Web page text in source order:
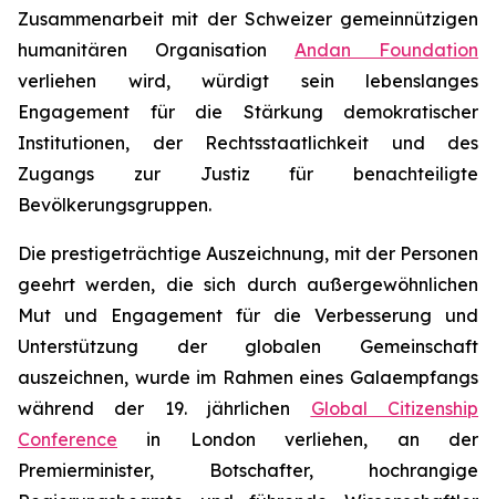
Zusammenarbeit mit der Schweizer gemeinnützigen
humanitären Organisation Andan Foundation
verliehen wird, würdigt sein lebenslanges
Engagement für die Stärkung demokratischer
Institutionen, der Rechtsstaatlichkeit und des
Zugangs zur Justiz für benachteiligte
Bevölkerungsgruppen.
Die prestigeträchtige Auszeichnung, mit der Personen
geehrt werden, die sich durch außergewöhnlichen
Mut und Engagement für die Verbesserung und
Unterstützung der globalen Gemeinschaft
auszeichnen, wurde im Rahmen eines Galaempfangs
während der 19. jährlichen Global Citizenship
Conference in London verliehen, an der
Premierminister, Botschafter, hochrangige